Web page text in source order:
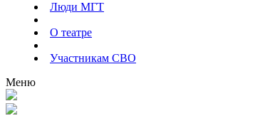
Люди МГТ
О театре
Участникам СВО
Меню